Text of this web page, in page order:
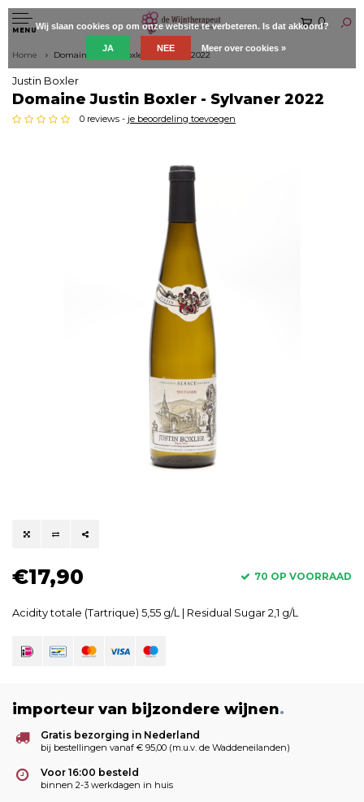
MENU
0
Home Domaine Justin Boxler - Sylvaner 2022
Justin Boxler
Domaine Justin Boxler - Sylvaner 2022
0 reviews - je beoordeling toevoegen
€17,90 70 OP VOORRAAD
Acidity totale (Tartrique) 5,55 g/L | Residual Sugar 2,1 g/L
importeur van bijzondere wijnen.
Gratis bezorging in Nederland
bij bestellingen vanaf € 95,00 (m.u.v. de Waddeneilanden)
Voor 16:00 besteld
binnen 2-3 werkdagen in huis
Wij slaan cookies op om onze website te verbeteren. Is dat akkoord?
JA NEE Meer over cookies »